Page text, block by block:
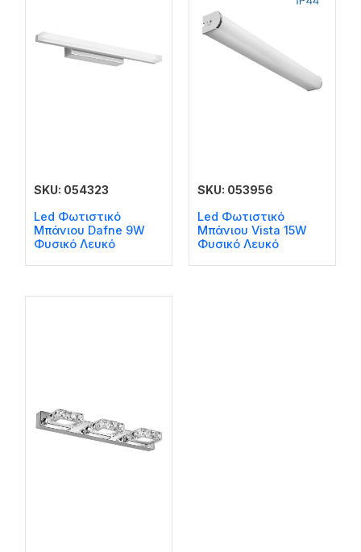
SKU: 054323
Led Φωτιστικό
Μπάνιου Dafne 9W
Φυσικό Λευκό
SKU: 053956
Led Φωτιστικό
Μπάνιου Vista 15W
Φυσικό Λευκό